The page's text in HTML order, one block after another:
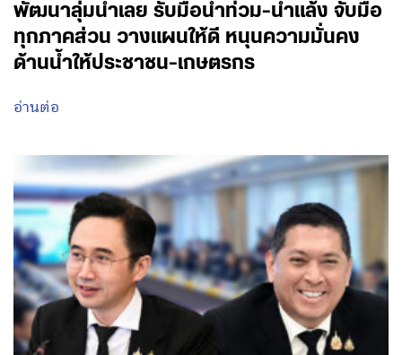
พัฒนาลุ่มน้ำเลย รับมือน้ำท่วม-น้ำแล้ง จับมือ
ทุกภาคส่วน วางแผนให้ดี หนุนความมั่นคง
ด้านน้ำให้ประชาชน-เกษตรกร
อ่านต่อ